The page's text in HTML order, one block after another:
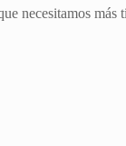
necesitamos más